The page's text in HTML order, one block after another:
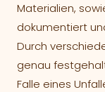
Materialien,
dokumentiert
Durch
genau
Falle eines